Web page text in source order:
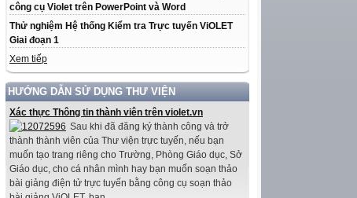
công cụ Violet trên PowerPoint và Word
Thử nghiệm Hệ thống Kiểm tra Trực tuyến ViOLET
Giai đoạn 1
Xem tiếp
HƯỚNG DẪN SỬ DỤNG THƯ VIỆN
Xác thực Thông tin thành viên trên violet.vn
Sau khi đã đăng ký thành công và trở
thành thành viên của Thư viện trực tuyến, nếu bạn
muốn tạo trang riêng cho Trường, Phòng Giáo dục, Sở
Giáo dục, cho cá nhân mình hay bạn muốn soạn thảo
bài giảng điện tử trực tuyến bằng công cụ soạn thảo